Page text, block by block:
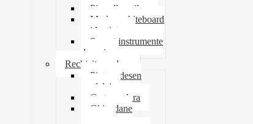
Pix roller stilou
Marker whiteboard
evidentiator
Suport instrumente
de scris
Rechizite scolare
Pictura desen
modelaj
Creta scolara
Ghiozdane